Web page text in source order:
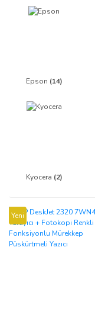
Epson (14)
Kyocera (2)
Yeni